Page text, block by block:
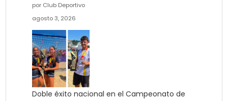
por Club Deportivo
agosto 3, 2026
Doble éxito nacional en el Campeonato de